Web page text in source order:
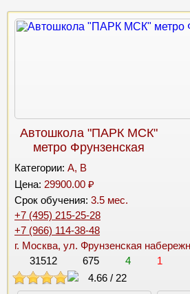
Автошкола "ПАРК МСК"
метро Фрунзенская
Категории: A, B
Цена: 29900.00 ₽
Срок обучения: 3.5 мес.
+7 (495) 215-25-28
+7 (966) 114-38-48
г. Москва, ул. Фрунзенская
31512
675 4
1
4.66 / 22